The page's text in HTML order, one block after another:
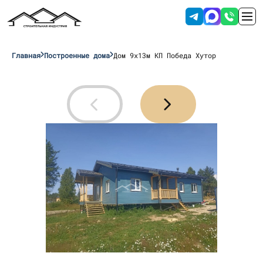
Главная Построенные дома Дом 9х13м КП Победа Хутор
Отправляя данные вы соглашаетесь с
условиями обработки персональных
данных.